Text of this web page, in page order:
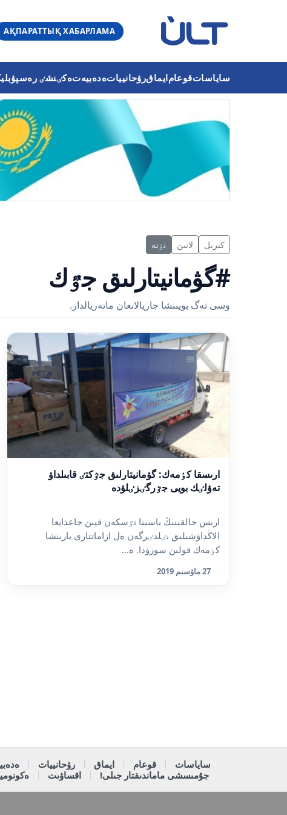
АҚПАРАТТЫҚ ХАБАРЛАМА
ساياساتقوعامايماقرۋحانيياتەدەبيەتەكٸنشٸ
كىرىل لاتىن تٶتە
#گۋمانيتارلىق جٷك
وسى تەگ بويىنشا جاريالانعان ماتەريالدار.
ارىسقا كٶمەك: گۋمانيتارلىق جٷكتٸ قابىلداۋ
تەۋلٸك بويى جٷرگٸزٸلۋدە
ارىس حالقىنىڭ باسىنا تٷسكەن قيىن جاعدايعا
الاڭداۋشىلىق بٸلدٸرگەن ەل ازاماتتارى بارىنشا
كٶمەك قولىن سوزۋدا. ە...
27 ماۋسىم 2019
ساياسات قوعام ايماق رۋحانييات
جۇمىسشى ماماندىقتار جىلى!
اقساۋىت